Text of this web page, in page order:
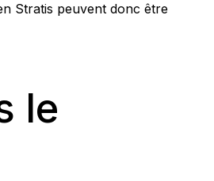
Stratis peuvent donc être
le